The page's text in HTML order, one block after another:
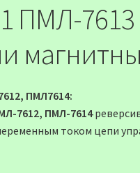
ПМЛ-
ПМЛ7614:
7612, ПМЛ-7614
током цепи